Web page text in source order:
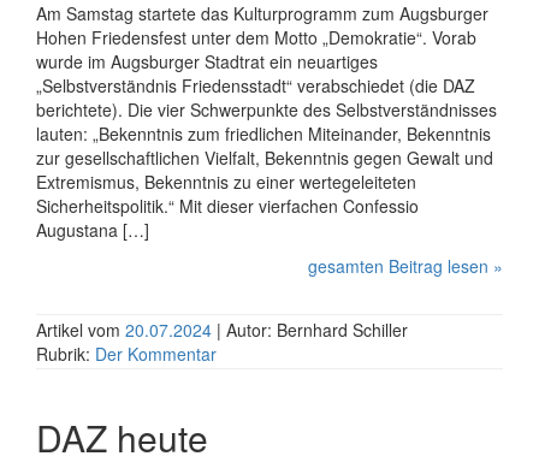
Am Samstag startete das Kulturprogramm zum Augsburger
Hohen Friedensfest unter dem Motto „Demokratie“. Vorab
wurde im Augsburger Stadtrat ein neuartiges
„Selbstverständnis Friedensstadt“ verabschiedet (die DAZ
berichtete). Die vier Schwerpunkte des Selbstverständnisses
lauten: „Bekenntnis zum friedlichen Miteinander, Bekenntnis
zur gesellschaftlichen Vielfalt, Bekenntnis gegen Gewalt und
Extremismus, Bekenntnis zu einer wertegeleiteten
Sicherheitspolitik.“ Mit dieser vierfachen Confessio
Augustana […]
gesamten Beitrag lesen »
Artikel vom 20.07.2024 | Autor: Bernhard Schiller
Rubrik: Der Kommentar
DAZ heute